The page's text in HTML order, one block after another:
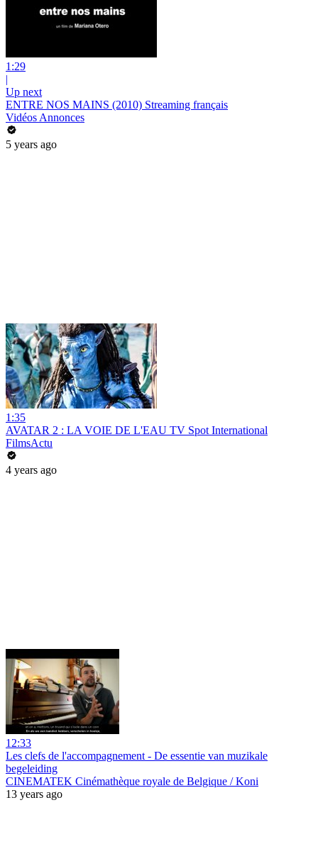
1:29
|
Up next
ENTRE NOS MAINS (2010) Streaming français
Vidéos Annonces
5 years ago
1:35
AVATAR 2 : LA VOIE DE L'EAU TV Spot International
FilmsActu
4 years ago
12:33
Les clefs de l'accompagnement - De essentie van muzikale
begeleiding
CINEMATEK Cinémathèque royale de Belgique / Koni
13 years ago